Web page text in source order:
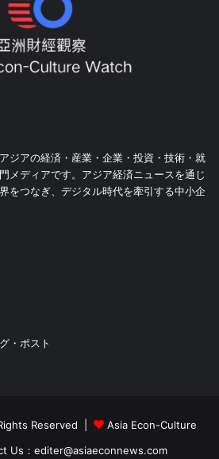
ジアの経済・産業・企業・投資・技術・就
メディアです。アジア経済ニュースを通じ
をつなぎ、デジタル時代を牽引する中小企
・ポスト
Reserved |
Asia Econ-Culture
：editer@asiaeconnews.com